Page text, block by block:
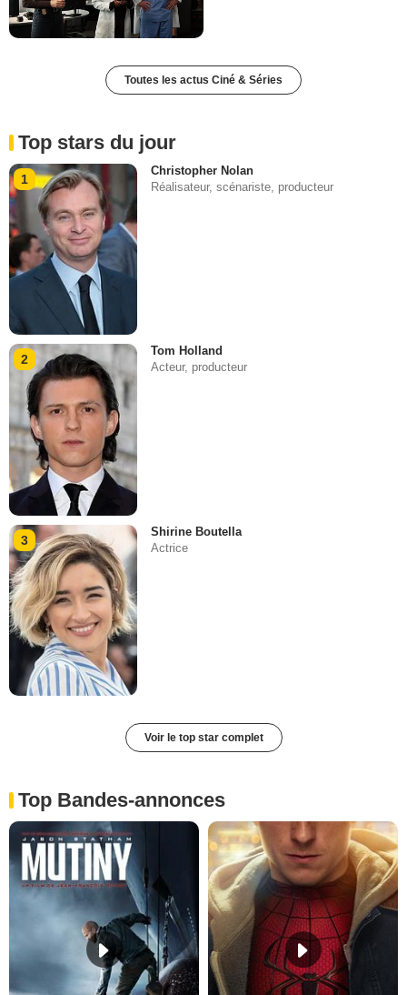
Toutes les actus Ciné & Séries
Top stars du jour
1
Christopher Nolan
Réalisateur, scénariste, producteur
2
Tom Holland
Acteur, producteur
3
Shirine Boutella
Actrice
Voir le top star complet
Top Bandes-annonces